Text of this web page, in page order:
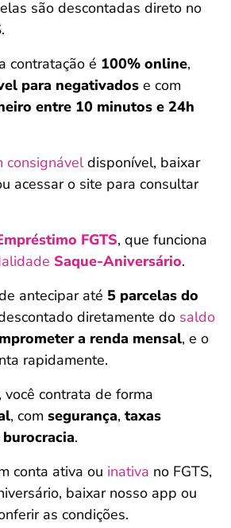
são descontadas direto no
contratação é 100% online,
para negativados e com
entre 10 minutos e 24h
consignáveldisponível, baixar
acessar o site para consultar
FGTS, que funciona
Saque-Aniversário.
antecipar até 5 parcelas do
diretamente do saldo
a renda mensal, e o
rapidamente.
contrata de forma
, com segurança, taxas
burocracia.
conta ativa ou inativa no FGTS,
baixar nosso app ou
as condições.